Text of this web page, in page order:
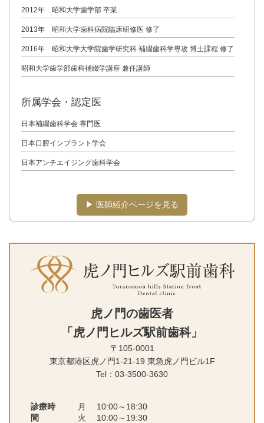
2012年 昭和大学歯学部 卒業
2013年 昭和大学歯科病院臨床研修医 修了
2016年 昭和大学大学院歯学研究科 補綴歯科学専攻 博士課程 修了
昭和大学歯学部歯科補綴学講座 兼任講師
所属学会・認定医
日本補綴歯科学会 専門医
日本口腔インプラント学会
日本アンチエイジング歯科学会
▶︎ 医師紹介ページを見る
虎ノ門の歯医者
「虎ノ門ヒルズ駅前歯科」
〒105-0001
東京都港区虎ノ門1-21-19 東急虎ノ 門ビル1F
Tel：03-3500-3630
診療時
間
月 10:00～18:30
火 10:00～19:30